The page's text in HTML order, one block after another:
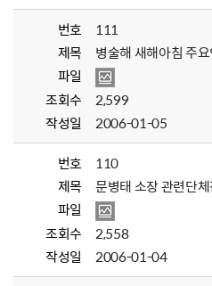
번호
111
제목
병술해 새해아침 주
파일
조회수
2,599
작성일
2006-01-05
번호
110
제목
문병태 소장 관련단
파일
조회수
2,558
작성일
2006-01-04